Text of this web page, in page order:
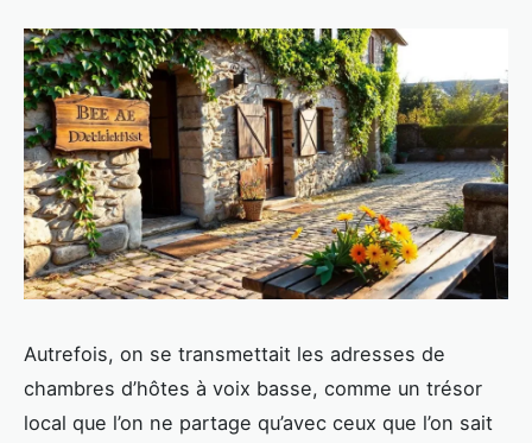
Autrefois, on se transmettait les adresses de
chambres d’hôtes à voix basse, comme un trésor
local que l’on ne partage qu’avec ceux que l’on sait